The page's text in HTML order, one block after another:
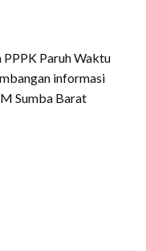
Paruh Waktu
informasi
Sumba Barat